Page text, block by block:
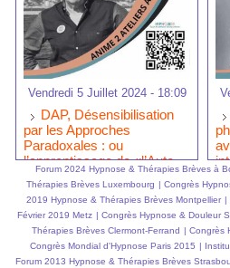
Vendredi 5 Juillet 2024 - 18:09
DAP, Désensibilisation
par les Approches
Paradoxales : ou
l’apprentissage de «l’Auto
EMDR - IMO ®» par
Laurent GROSS au Forum
de Bordeaux.
Forum 2024 Hypnose & Thérapies Brèves à
Thérapies Brèves Luxembourg | Congrès
2019 Hypnose & Thérapies Brèves Montpellier |
Février 2019 Metz | Congrès Hypnose & Douleur
Thérapies Brèves Clermont-Ferrand | Congrès
Congrès Mondial d'Hypnose Paris 2015 |
Forum 2013 Hypnose & Thérapies Brèves